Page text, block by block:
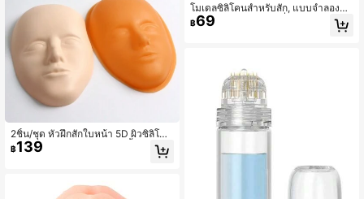
2ชิ้น/ชุด หัวฝึกสักใบหน้า 5D ผิวซิลิโคน
ฝึกฝน การสักถาวร ริมฝีปาก คิ้ว แบบจำ
ลองผิวสักใบหน้า อุปกรณ์เสริมสักใบหน้
฿139
โมเดลซิลิโคนสำหรับสัก, แบบจำลองฝึก
เจาะร่างกายมนุษย์, เครื่องประดับเจาะ,
โมเดลซิลิโคนหู, โมเดลจมูกและปาก, โ
฿69